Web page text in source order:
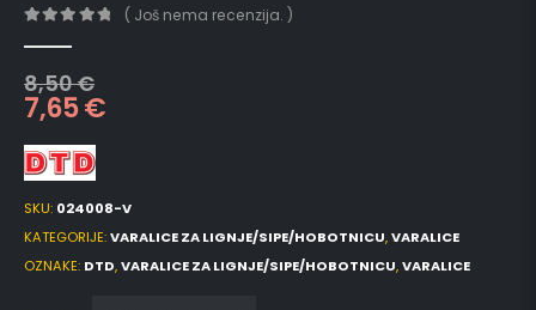
( Još nema recenzija. )
8,50€
7,65€
SKU: 024008-V
KATEGORIJE:VARALICE ZA LIGNJE/SIPE/HOBOTNICU,VARALICE
OZNAKE: DTD,VARALICE ZA LIGNJE/SIPE/HOBOTNICU,VARALICE